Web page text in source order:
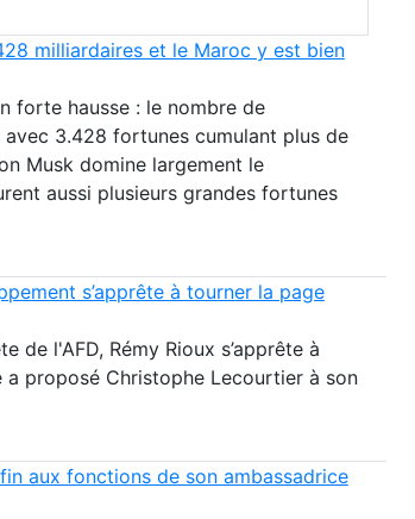
milliardaires et le Maroc y est bien
forte hausse : le nombre de
3.428 fortunes cumulant plus de
Musk domine largement le
aussi plusieurs grandes fortunes
s’apprête à tourner la page
de l'AFD, Rémy Rioux s’apprête à
a proposé Christophe Lecourtier à son
aux fonctions de son ambassadrice